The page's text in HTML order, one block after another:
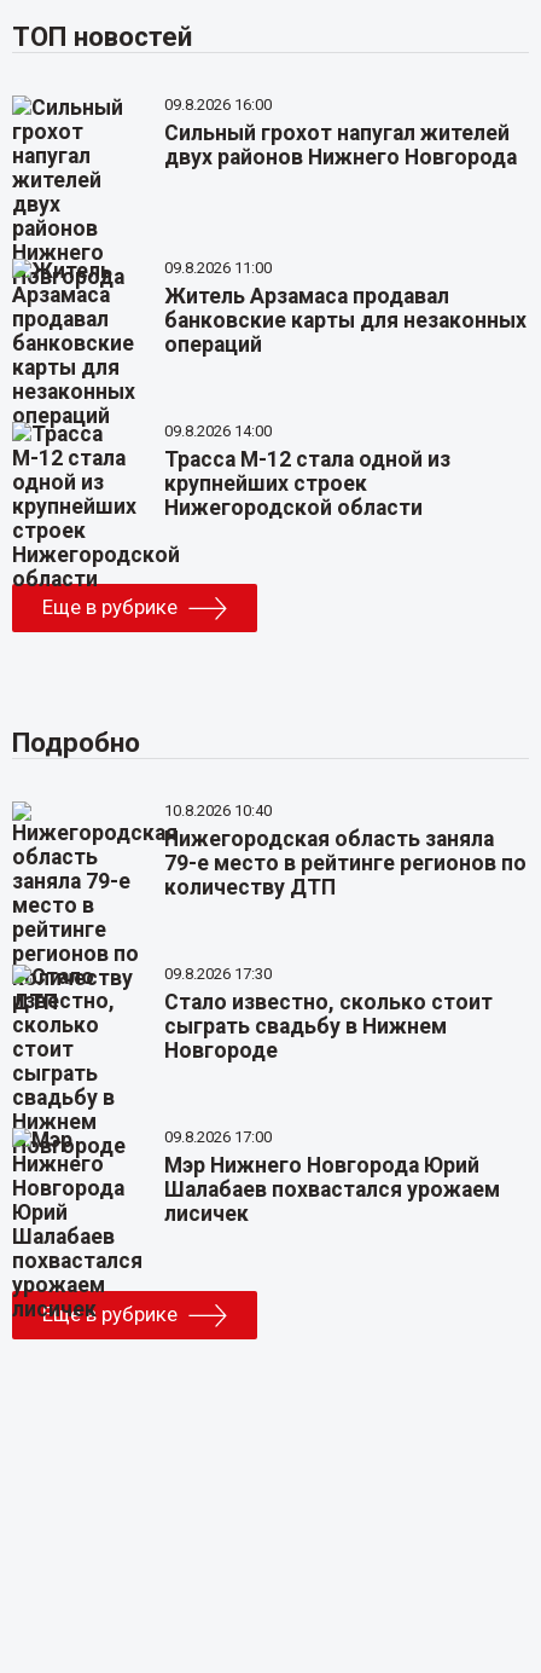
ТОП новостей
09.8.2026 16:00
Сильный грохот напугал жителей
двух районов Нижнего Новгорода
09.8.2026 11:00
Житель Арзамаса продавал
банковские карты для незаконных
операций
09.8.2026 14:00
Трасса М-12 стала одной из
крупнейших строек
Нижегородской области
Еще в рубрике
Подробно
10.8.2026 10:40
Нижегородская область заняла
79-е место в рейтинге регионов по
количеству ДТП
09.8.2026 17:30
Стало известно, сколько стоит
сыграть свадьбу в Нижнем
Новгороде
09.8.2026 17:00
Мэр Нижнего Новгорода Юрий
Шалабаев похвастался урожаем
лисичек
Еще в рубрике